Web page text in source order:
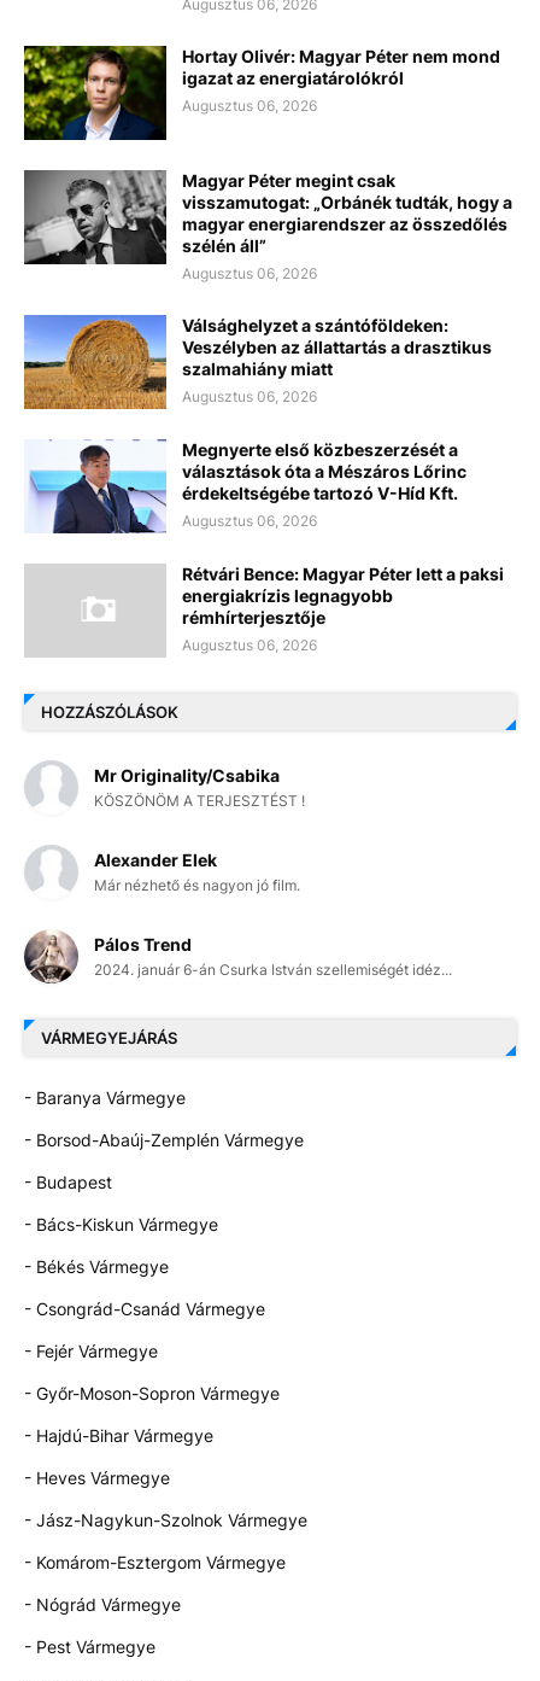
Augusztus 06, 2026
Hortay Olivér: Magyar Péter nem mond
igazat az energiatárolókról
Augusztus 06, 2026
Magyar Péter megint csak
visszamutogat: „Orbánék tudták, hogy a
magyar energiarendszer az összedőlés
szélén áll”
Augusztus 06, 2026
Válsághelyzet a szántóföldeken:
Veszélyben az állattartás a drasztikus
szalmahiány miatt
Augusztus 06, 2026
Megnyerte első közbeszerzését a
választások óta a Mészáros Lőrinc
érdekeltségébe tartozó V-Híd Kft.
Augusztus 06, 2026
Rétvári Bence: Magyar Péter lett a paksi
energiakrízis legnagyobb
rémhírterjesztője
Augusztus 06, 2026
HOZZÁSZÓLÁSOK
Mr Originality/Csabika
KÖSZÖNÖM A TERJESZTÉST !
Alexander Elek
Már nézhető és nagyon jó film.
Pálos Trend
2024. január 6-án Csurka István szellemiségét idéz...
VÁRMEGYEJÁRÁS
- Baranya Vármegye
- Borsod-Abaúj-Zemplén Vármegye
- Budapest
- Bács-Kiskun Vármegye
- Békés Vármegye
- Csongrád-Csanád Vármegye
- Fejér Vármegye
- Győr-Moson-Sopron Vármegye
- Hajdú-Bihar Vármegye
- Heves Vármegye
- Jász-Nagykun-Szolnok Vármegye
- Komárom-Esztergom Vármegye
- Nógrád Vármegye
- Pest Vármegye